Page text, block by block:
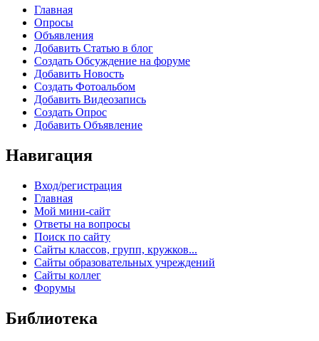
Главная
Опросы
Объявления
Добавить Статью в блог
Создать Обсуждение на форуме
Добавить Новость
Создать Фотоальбом
Добавить Видеозапись
Создать Опрос
Добавить Объявление
Навигация
Вход/регистрация
Главная
Мой мини-сайт
Ответы на вопросы
Поиск по сайту
Сайты классов, групп, кружков...
Сайты образовательных учреждений
Сайты коллег
Форумы
Библиотека